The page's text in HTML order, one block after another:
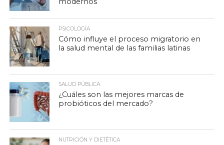
PSICOLOGÍA
Cómo influye el proceso migratorio en
la salud mental de las familias latinas
SALUD PÚBLICA
¿Cuáles son las mejores marcas de
probióticos del mercado?
NUTRICIÓN Y DIETÉTICA